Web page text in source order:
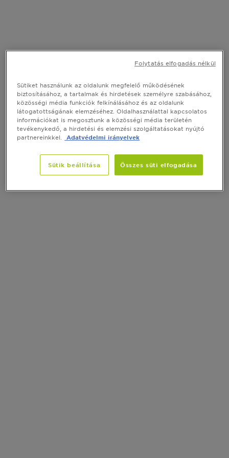
Sütiket használunk az oldalunk megfelelő működésének
biztosításához, a tartalmak és hirdetések személyre szabásához,
közösségi média funkciók felkínálásához és az oldalunk
látogatottságának elemzéséhez. Oldalhasználattal kapcsolatos
információkat is megosztunk a közösségi média területén
tevékenykedő, a hirdetési és elemzési szolgáltatásokat nyújtó
partnereinkkel.
Adatvédelmi irányelvek
Sütik beállítása Összes süti elfogadása
Folytatás elfogadás nélkül